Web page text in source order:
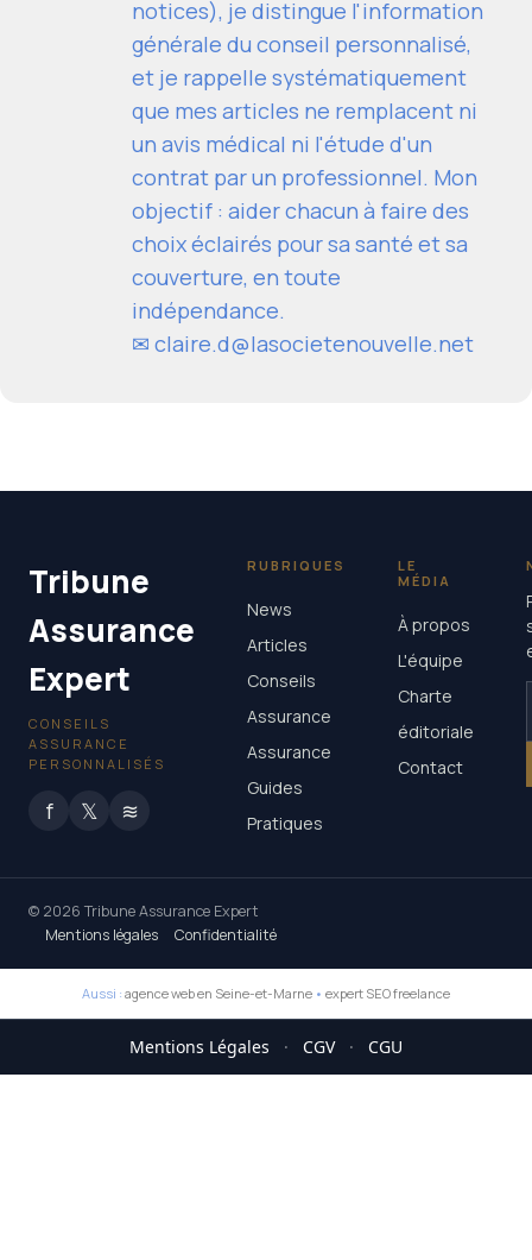
notices), je distingue l'information
générale du conseil personnalisé,
et je rappelle systématiquement
que mes articles ne remplacent ni
un avis médical ni l'étude d'un
contrat par un professionnel. Mon
objectif : aider chacun à faire des
choix éclairés pour sa santé et sa
couverture, en toute
indépendance.
✉ claire.d@lasocietenouvelle.net
Tribune
Assurance
Expert
CONSEILS
ASSURANCE
PERSONNALISÉS
f 𝕏 ≋
RUBRIQUES
News
Articles
Conseils
Assurance
Assurance
Guides
Pratiques
LE
MÉDIA
À propos
L'équipe
Charte
éditoriale
Contact
© 2026 Tribune Assurance Expert
Mentions légales
Confidentialité
Aussi : agence web en Seine-et-Marne • expert SEO freelance
Mentions Légales · CGV · CGU